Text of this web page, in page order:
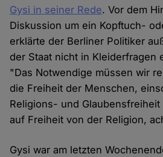
Gysi in seiner Rede. Vor dem
Diskussion um ein Kopftuch-
erklärte der Berliner Politiker
der Staat nicht in Kleiderfragen
"Das Notwendige müssen wir
die Freiheit der Menschen,
Religions- und
auf Freiheit von der Religion,
Gysi war am letzten